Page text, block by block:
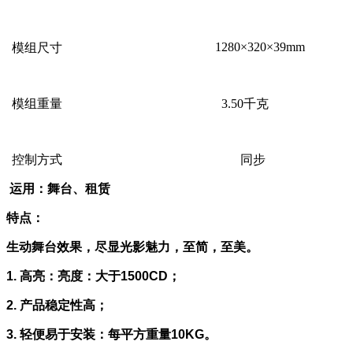
模组尺寸 1280×320×39mm
模组重量 3.50千克
控制方式 同步
运用：舞台、租赁
特点：
生动舞台效果，尽显光影魅力，至简，至美。
1. 高亮：亮度：大于1500CD；
2. 产品稳定性高；
3. 轻便易于安装：每平方重量10KG。